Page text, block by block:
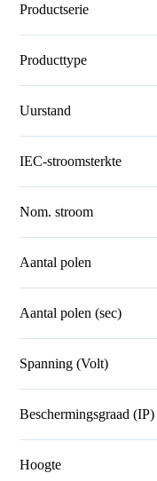
Productserie
Producttype
Uurstand
IEC-stroomsterkte
Nom. stroom
Aantal polen
Aantal polen (sec)
Spanning (Volt)
Beschermingsgraad (IP)
Hoogte